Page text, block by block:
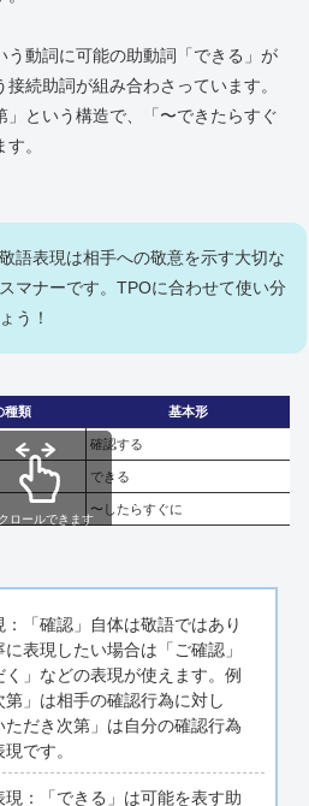
う動詞に可能の助動詞「できる」が
続助詞が組み合わさっています。
という構造で、「〜できたらすぐ
。
語表現は相手への敬意を示す大切な
マナーです。TPOに合わせて使い分
う！
種類 基本形
確認する
できる
〜したらすぐに
ロールできます
：「確認」自体は敬語ではあり
表現したい場合は「ご確認」
く」などの表現が使えます。例
第」は相手の確認行為に対し
だき次第」は自分の確認行為
です。
現：「できる」は可能を表す助